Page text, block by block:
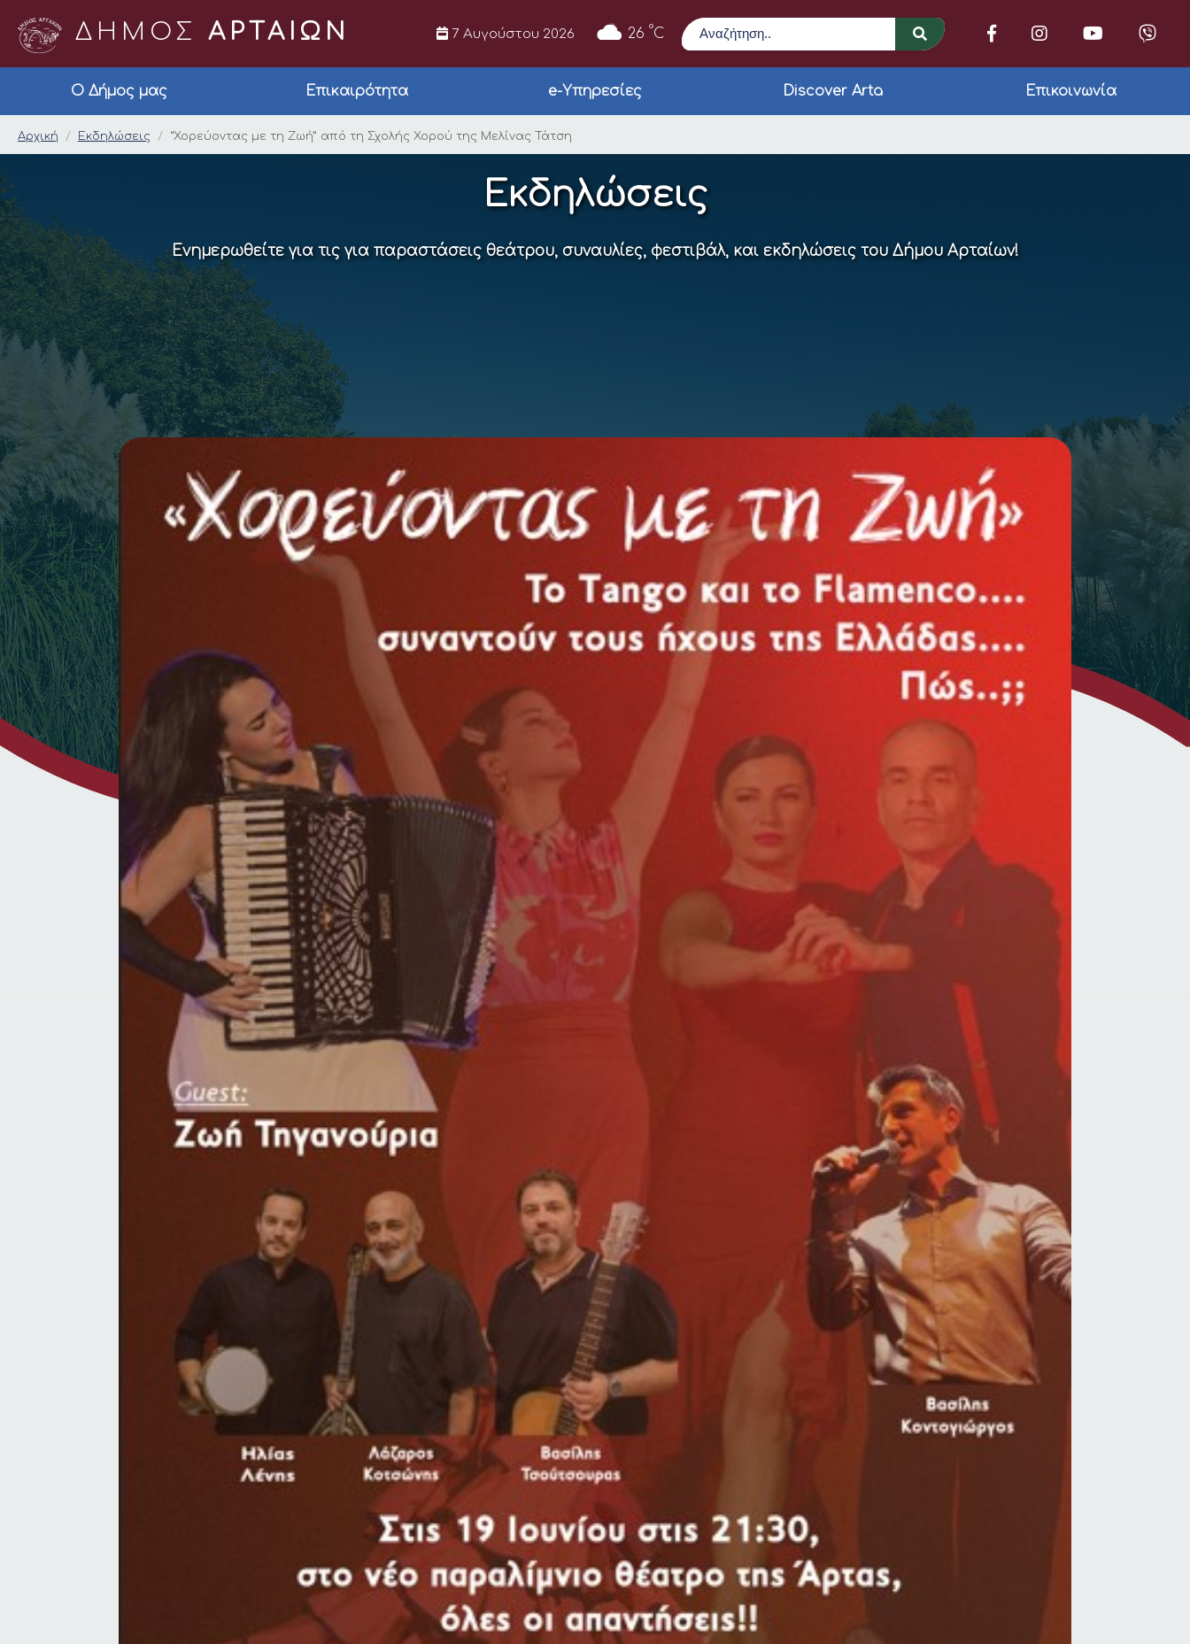
ΔΗΜΟΣ ΑΡΤΑΙΩΝ 7 Αυγούστου 2026 26 °C
Αναζήτηση
Ο Δήμος μας Επικαιρότητα e-Υπηρεσίες Discover Arta Επικοινωνία
“Χορεύοντας με τη Ζωή” από τη Σχολής Χορού της Μελίνας
Αρχική Εκδηλώσεις “Χορεύοντας με τη Ζωή” από τη Σχολής Χορού της Μελίνας Τάτση
Εκδηλώσεις
Ενημερωθείτε για τις για παραστάσεις θεάτρου, συναυλίες, φεστιβάλ, και εκδηλώσεις του Δήμου Αρταίων!